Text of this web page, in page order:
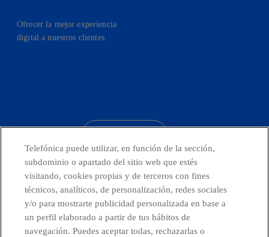
Ofrecer la mejor experiencia
digital a nuestros clientes.
Países y Unidades emergentes
Canal de Denuncias
Telefónica puede utilizar, en función de la sección,
subdominio o apartado del sitio web que estés
visitando, cookies propias y de terceros con fines
técnicos, analíticos, de personalización, redes sociales
y/o para mostrarte publicidad personalizada en base a
un perfil elaborado a partir de tus hábitos de
navegación. Puedes aceptar todas, rechazarlas o